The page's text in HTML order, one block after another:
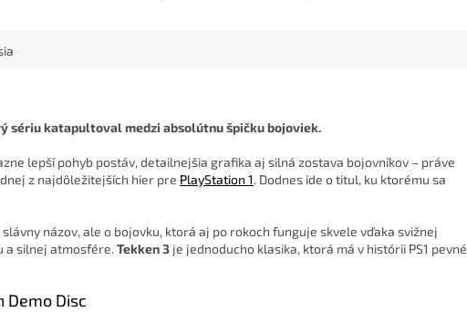
sériu katapultoval medzi absolútnu špičku bojoviek.
lepší pohyb postáv, detailnejšia grafika aj silná zostava bojovníkov – práve
z najdôležitejších hier pre PlayStation 1. Dodnes ide o titul, ku ktorému sa
názov, ale o bojovku, ktorá aj po rokoch funguje skvele vďaka svižnej
a silnej atmosfére. Tekken 3 je jednoducho klasika, ktorá má v histórii PS1 pevné
Demo Disc